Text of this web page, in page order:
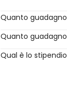
Quanto guadagno
Quanto
Qual è lo